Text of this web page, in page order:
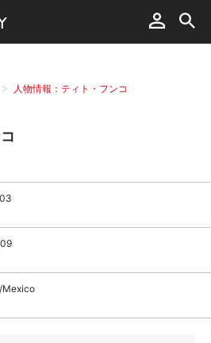
人物情報：ティト・フンコ
Mexico